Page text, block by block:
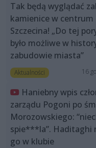
Tak będą wyglądać
kamienice w centrum
Szczecina! „Do tej
było możliwe w
zabudowie miasta”
Aktualności 16
Haniebny wpis
zarządu Pogoni po
Morozowskiego:
spie***la”. Haditaghi
go w klubie